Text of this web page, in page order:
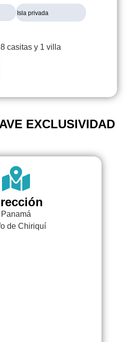
Isla privada
casitas y 1 villa
EXCLUSIVIDAD
Panamá
de Chiriquí